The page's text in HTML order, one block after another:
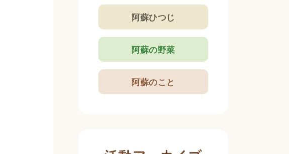
阿蘇ひつじ
阿蘇の野菜
阿蘇のこと